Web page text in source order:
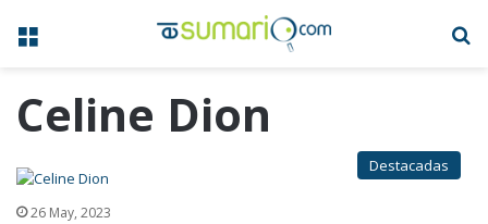
Menú
Celine Dion
Destacadas
26 May, 2023